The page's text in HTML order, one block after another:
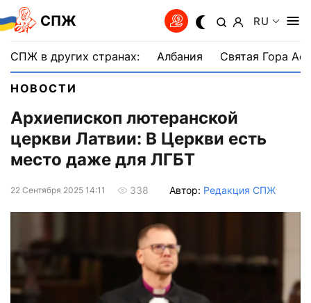
СПЖ RU
СПЖ в других странах: Албания Святая Гора
НОВОСТИ
Архиепископ лютеранской
церкви Латвии: В Церкви есть
место даже для ЛГБТ
22 Сентября 2025 14:11 338 Автор: Редакция СПЖ